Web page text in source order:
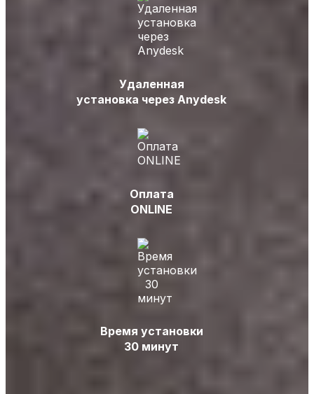
Удаленная
установка через Anydesk
Оплата
ONLINE
Время установки
30 минут